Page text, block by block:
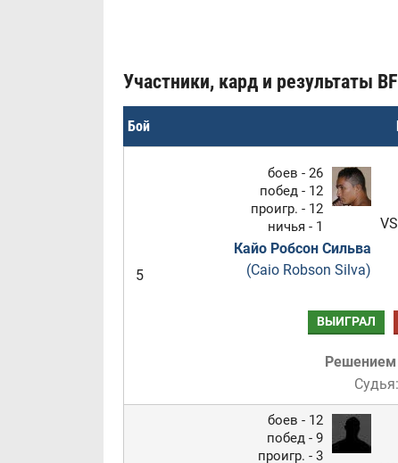
Участники, кард и результаты
Бой
5
боев - 26
побед - 12
проигр. - 12
ничья - 1
Кайо Робсон Сильва
(Caio Robson Silva)
VS
ВЫИГРАЛ
Решением
боев - 12
побед - 9
проигр. - 3